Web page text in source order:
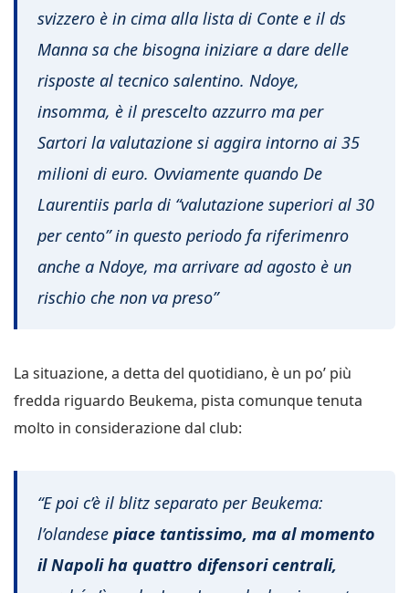
svizzero è in cima alla lista di Conte e il ds
Manna sa che bisogna iniziare a dare delle
risposte al tecnico salentino. Ndoye,
insomma, è il prescelto azzurro ma per
Sartori la valutazione si aggira intorno ai 35
milioni di euro. Ovviamente quando De
Laurentiis parla di “valutazione superiori al 30
per cento” in questo periodo fa riferimenro
anche a Ndoye, ma arrivare ad agosto è un
rischio che non va preso”
La situazione, a detta del quotidiano, è un po’ più
fredda riguardo Beukema, pista comunque tenuta
molto in considerazione dal club:
“E poi c’è il blitz separato per Beukema:
l’olandese piace tantissimo, ma al momento
il Napoli ha quattro difensori centrali,